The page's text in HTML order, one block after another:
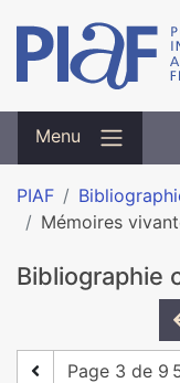
Menu
PIAF
Mémoires
Bibliographie
Page 3 de 9